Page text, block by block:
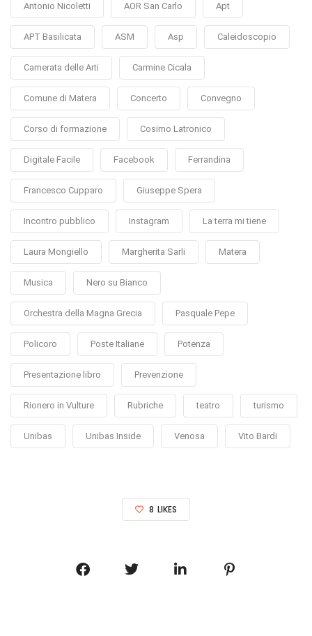
Antonio Nicoletti AOR San Carlo Apt
APT Basilicata ASM Asp Caleidoscopio
Camerata delle Arti Carmine Cicala
Comune di Matera Concerto Convegno
Corso di formazione Cosimo Latronico
Digitale Facile Facebook Ferrandina
Francesco Cupparo Giuseppe Spera
Incontro pubblico Instagram La terra mi tiene
Laura Mongiello Margherita Sarli Matera
Musica Nero su Bianco
Orchestra della Magna Grecia Pasquale Pepe
Policoro Poste Italiane Potenza
Presentazione libro Prevenzione
Rionero in Vulture Rubriche teatro turismo
Unibas Unibas Inside Venosa Vito Bardi
8 LIKES